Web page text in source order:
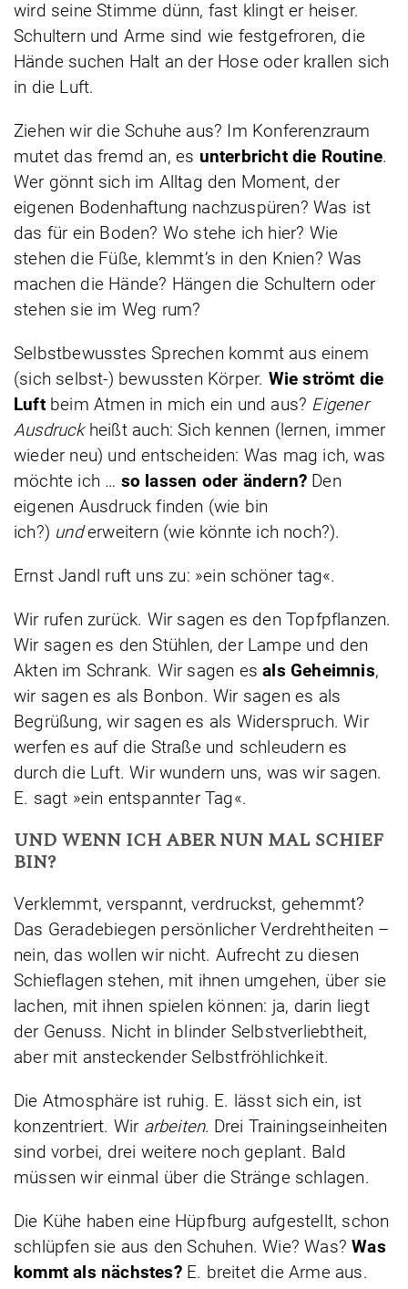
wird seine Stimme dünn, fast klingt er heiser.
Schultern und Arme sind wie festgefroren, die
Hände suchen Halt an der Hose oder krallen sich
in die Luft.
Ziehen wir die Schuhe aus? Im Konferenzraum
mutet das fremd an, es unterbricht die Routine.
Wer gönnt sich im Alltag den Moment, der
eigenen Bodenhaftung nachzuspüren? Was ist
das für ein Boden? Wo stehe ich hier? Wie
stehen die Füße, klemmt’s in den Knien? Was
machen die Hände? Hängen die Schultern oder
stehen sie im Weg rum?
Selbstbewusstes Sprechen kommt aus einem
(sich selbst-) bewussten Körper. Wie strömt die
Luftbeim Atmen in mich ein und aus? Eigener
Ausdruckheißt auch: Sich kennen (lernen, immer
wieder neu) und entscheiden: Was mag ich, was
möchte ich … so lassen oder ändern? Den
eigenen Ausdruck finden (wie bin
ich?) underweitern (wie könnte ich noch?).
Ernst Jandl ruft uns zu: »ein schöner tag«.
Wir rufen zurück. Wir sagen es den Topfpflanzen.
Wir sagen es den Stühlen, der Lampe und den
Akten im Schrank. Wir sagen esals Geheimnis,
wir sagen es als Bonbon. Wir sagen es als
Begrüßung, wir sagen es als Widerspruch. Wir
werfen es auf die Straße und schleudern es
durch die Luft. Wir wundern uns, was wir sagen.
E. sagt »ein entspannter Tag«.
UND WENN ICH ABER NUN MAL SCHIEF
BIN?
Verklemmt, verspannt, verdruckst, gehemmt?
Das Geradebiegen persönlicher Verdrehtheiten –
nein, das wollen wir nicht. Aufrecht zu diesen
Schieflagen stehen, mit ihnen umgehen, über sie
lachen, mit ihnen spielen können: ja, darin liegt
der Genuss. Nicht in blinder Selbstverliebtheit,
aber mit ansteckender Selbstfröhlichkeit.
Die Atmosphäre ist ruhig. E. lässt sich ein, ist
konzentriert. Wir arbeiten. Drei Trainingseinheiten
sind vorbei, drei weitere noch geplant. Bald
müssen wir einmal über die Stränge schlagen.
Die Kühe haben eine Hüpfburg aufgestellt, schon
schlüpfen sie aus den Schuhen. Wie? Was?Was
kommt als nächstes?E. breitet die Arme aus.